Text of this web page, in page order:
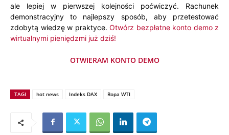
ale lepiej w pierwszej kolejności poćwiczyć. Rachunek
demonstracyjny to najlepszy sposób, aby przetestować
zdobytą wiedzę w praktyce. Otwórz bezpłatne konto demo z
wirtualnymi pieniędzmi już dziś!
OTWIERAM KONTO DEMO
TAGI hot news Indeks DAX Ropa WTI